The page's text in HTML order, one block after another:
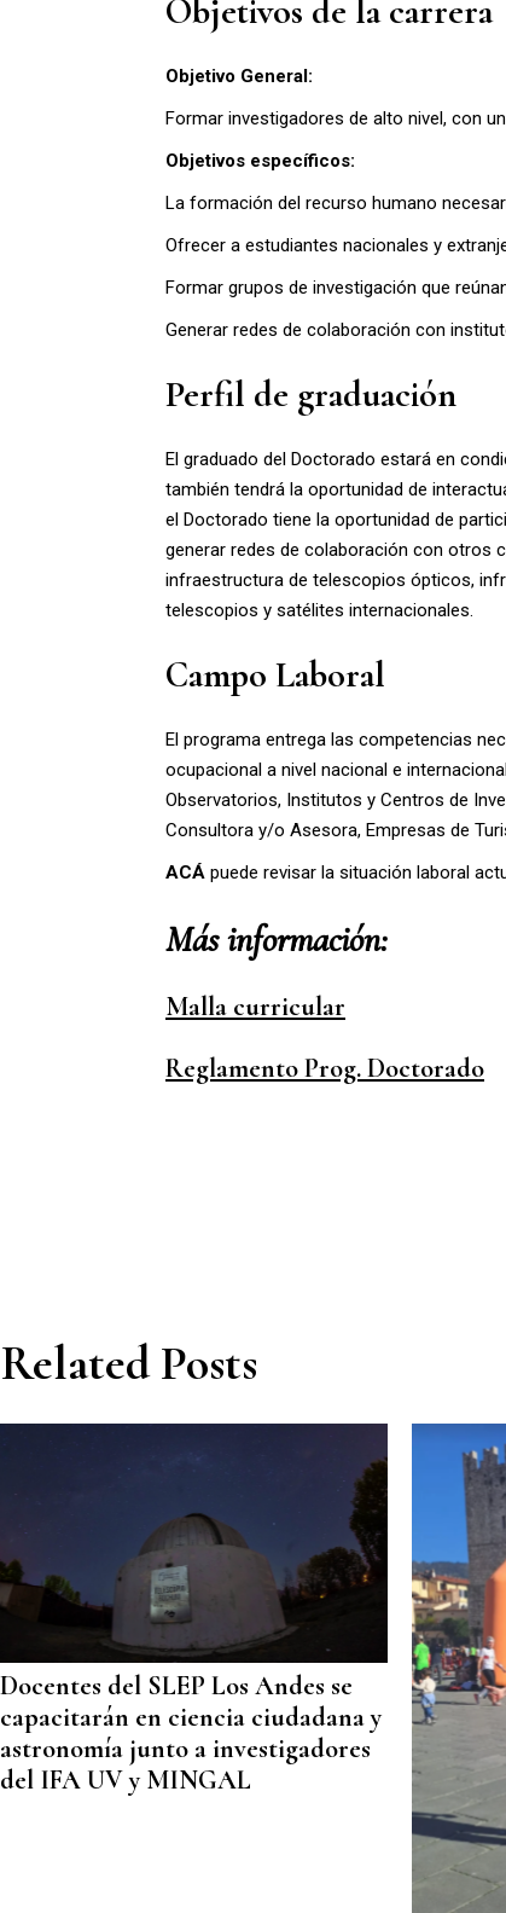
Objetivos de la carrera
Objetivo General:
Formar investigadores de alto nivel, con
Objetivos específicos:
La formación del recurso humano
Ofrecer a estudiantes nacionales y
Formar grupos de investigación que
Generar redes de colaboración con
Perfil de graduación
El graduado del Doctorado estará en
también tendrá la oportunidad de
el Doctorado tiene la oportunidad de
generar redes de colaboración con otros
infraestructura de telescopios ópticos,
telescopios y satélites internacionales.
Campo Laboral
El programa entrega las competencias
ocupacional a nivel nacional e
Observatorios, Institutos y Centros de
Consultora y/o Asesora, Empresas de
ACÁ puede revisar la situación laboral
Más información:
Malla curricular
Reglamento Prog. Doctorado
Related Posts
Docentes del SLEP Los Andes se
capacitarán en ciencia ciudadana y
astronomía junto a investigadores
del IFA UV y MINGAL